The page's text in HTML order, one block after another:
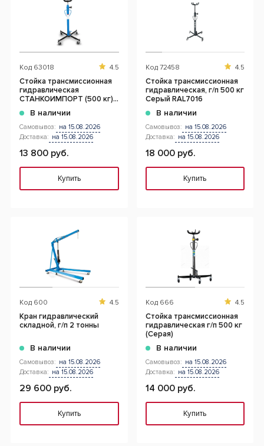
Код 63018 4.5
Стойка трансмиссионная
гидравлическая
СТАНКОИМПОРТ (500 кг),
В наличии
Самовывоз: на 15.08.2026
Доставка: на 15.08.2026
13 800 руб.
Купить
Код 72458 4.5
Стойка трансмиссионная
гидравлическая, г/п 500 кг
Серый RAL7016
В наличии
Самовывоз: на 15.08.2026
Доставка: на 15.08.2026
18 000 руб.
Купить
Код 600 4.5
Кран гидравлический
складной, г/п 2 тонны
В наличии
Самовывоз: на 15.08.2026
Доставка: на 15.08.2026
29 600 руб.
Купить
Код 666 4.5
Cтойка трансмиссионная
гидравлическая г/п 500 кг
(Серая)
В наличии
Самовывоз: на 15.08.2026
Доставка: на 15.08.2026
14 000 руб.
Купить